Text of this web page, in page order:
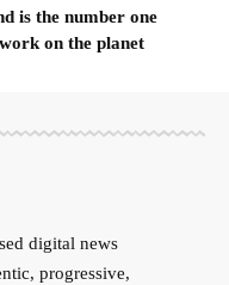
is the number one
on the planet
digital news
progressive,